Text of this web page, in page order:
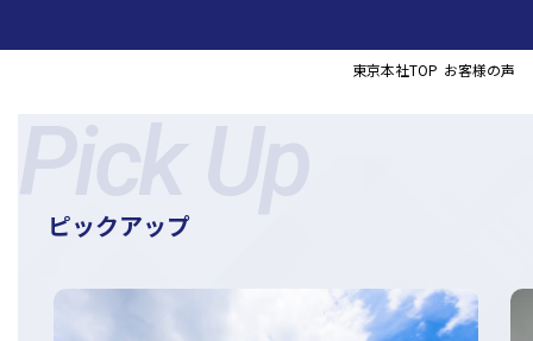
東京本社TOP お客様の声
ピックアップ